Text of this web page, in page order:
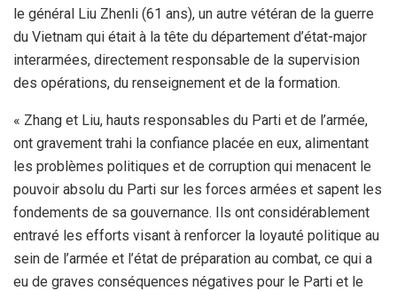
le général Liu Zhenli (61 ans), un autre vétéran de la guerre
du Vietnam qui était à la tête du département d’état-major
interarmées, directement responsable de la supervision
des opérations, du renseignement et de la formation.
« Zhang et Liu, hauts responsables du Parti et de l’armée,
ont gravement trahi la confiance placée en eux, alimentant
les problèmes politiques et de corruption qui menacent le
pouvoir absolu du Parti sur les forces armées et sapent les
fondements de sa gouvernance. Ils ont considérablement
entravé les efforts visant à renforcer la loyauté politique au
sein de l’armée et l’état de préparation au combat, ce qui a
eu de graves conséquences négatives pour le Parti et le